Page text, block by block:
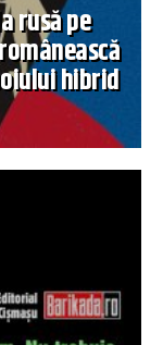
rusă pe
hibrid